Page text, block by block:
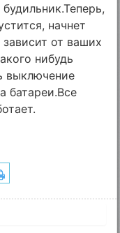
начнет
зависит от ваших
нибудь
выключение
батареи.Все